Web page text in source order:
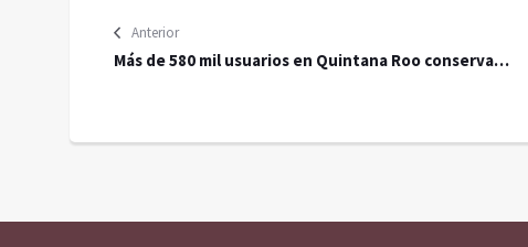
Anterior
Más de 580 mil usuarios en Quintana Roo conservan